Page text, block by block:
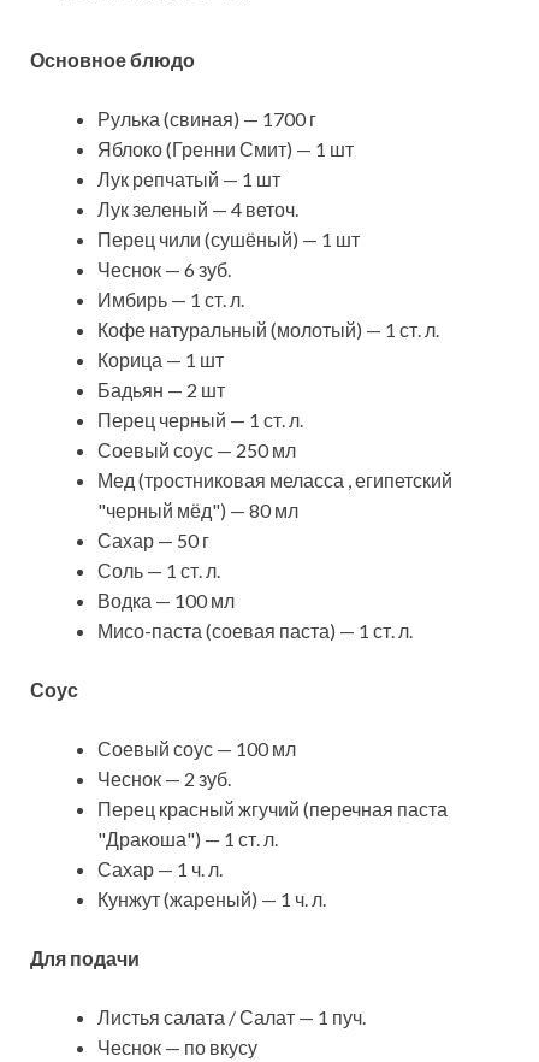
Основное блюдо
Рулька (свиная) — 1700 г
Яблоко (Гренни Смит) — 1 шт
Лук репчатый — 1 шт
Лук зеленый — 4 веточ.
Перец чили (сушёный) — 1 шт
Чеснок — 6 зуб.
Имбирь — 1 ст. л.
Кофе натуральный (молотый) — 1 ст. л.
Корица — 1 шт
Бадьян — 2 шт
Перец черный — 1 ст. л.
Соевый соус — 250 мл
Мед (тростниковая меласса , египетский
"черный мёд") — 80 мл
Сахар — 50 г
Соль — 1 ст. л.
Водка — 100 мл
Мисо-паста (соевая паста) — 1 ст. л.
Соус
Соевый соус — 100 мл
Чеснок — 2 зуб.
Перец красный жгучий (перечная паста
"Дракоша") — 1 ст. л.
Сахар — 1 ч. л.
Кунжут (жареный) — 1 ч. л.
Для подачи
Листья салата / Салат — 1 пуч.
Чеснок — по вкусу